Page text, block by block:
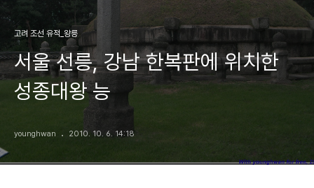
고려 조선 유적_왕릉
서울 선릉, 강남 한복판에 위치한
성종대왕 능
younghwan 2010. 10. 6. 14:18